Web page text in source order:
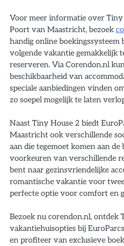
Voor meer informatie over Tiny
Poort van Maastricht, bezoek
handig online boekingssysteem
volgende vakantie gemakkelijk
reserveren. Via Corendon.nl
beschikbaarheid van
speciale aanbiedingen vinden
zo soepel mogelijk te laten
Naast Tiny House 2 biedt
Maastricht ook verschillende
aan die tegemoet komen aan de
voorkeuren van verschillende
bent naar gezinsvriendelijke
romantische vakantie voor
perfecte optie voor comfort en
Bezoek nu corendon.nl, ontdek
vakantiehuisopties bij
en profiteer van exclusieve